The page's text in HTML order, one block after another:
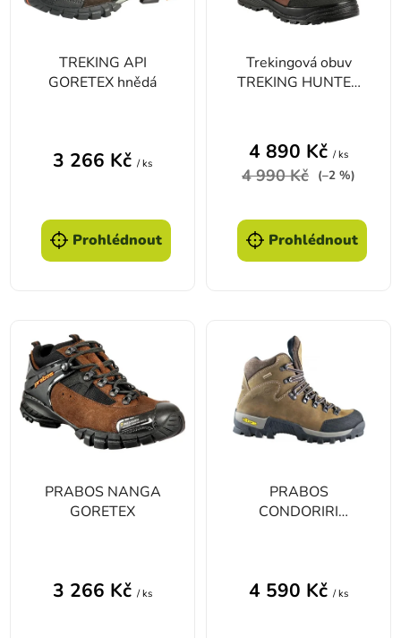
TREKING API
GORETEX hnědá
3 266 Kč / ks
Prohlédnout
Trekingová obuv
TREKING HUNTER
4 890 Kč / ks
4 990 Kč (–2 %)
Prohlédnout
PRABOS NANGA
GORETEX
3 266 Kč / ks
PRABOS
CONDORIRI
4 590 Kč / ks